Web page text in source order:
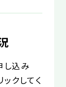
し込み
クしてく